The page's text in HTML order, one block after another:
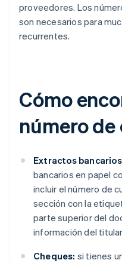
proveedores. Los
son necesarios para
recurrentes.
Cómo
número
Extractos
bancarios en papel
incluir el número de
sección con la
parte superior del
información del
Cheques: si tienes